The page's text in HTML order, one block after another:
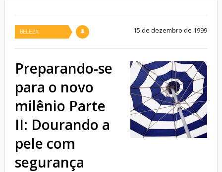
BELEZA 15 de dezembro de 1999
Preparando-se
para o novo
milênio Parte
II: Dourando a
pele com
segurança